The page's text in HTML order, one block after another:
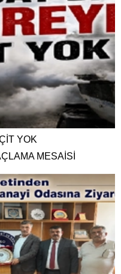
YOK
MESAİSİ